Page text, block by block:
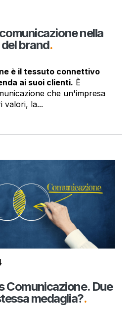
nella
brand.
è il tessuto connettivo
ai suoi clienti. È
che un'impresa
valori, la...
Comunicazione. Due
medaglia?.